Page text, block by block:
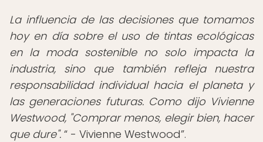
La influencia de las decisiones que tomamos
hoy en día sobre el uso de tintas ecológicas
en la moda sostenible no solo impacta la
industria, sino que también refleja nuestra
responsabilidad individual hacia el planeta y
las generaciones futuras. Como dijo Vivienne
Westwood, "Comprar menos, elegir bien, hacer
que dure".
- Vivienne Westwood .